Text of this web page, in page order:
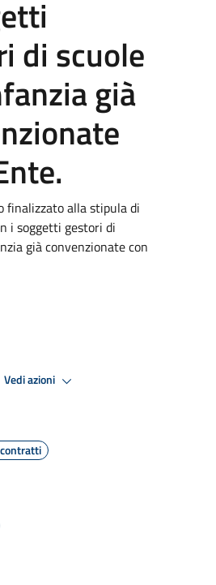
di scuole
già
finalizzato alla stipula di
i soggetti gestori di
già convenzionate con
Vedi azioni